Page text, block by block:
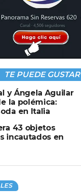
TE PUEDE GUSTAR
y Ángela Aguilar
la polémica:
en Italia
43 objetos
incautados en